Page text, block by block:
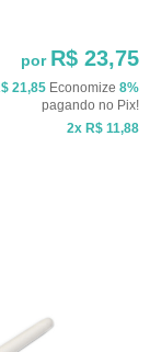
por R$ 23,75
21,85 Economize 8%
pagando no Pix!
2x R$ 11,88